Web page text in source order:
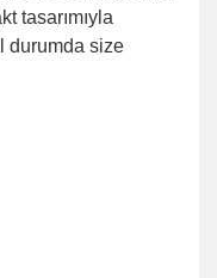
tasarımıyla
durumda size